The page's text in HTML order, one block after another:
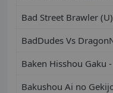
Bad Street Brawler (U)
BadDudes Vs
Baken Hisshou Gaku
Bakushou Ai no